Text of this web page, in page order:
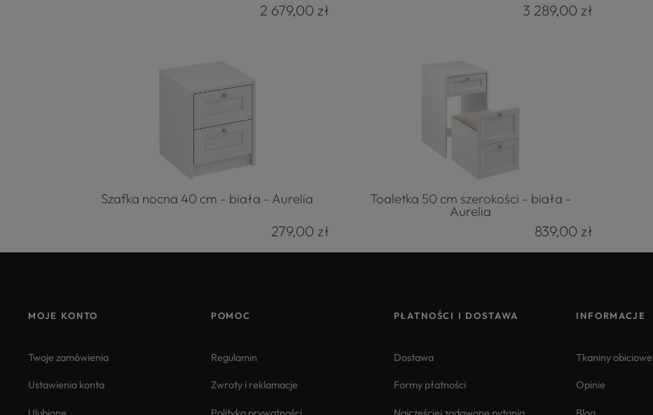
2 679,00 zł 3 289,00 zł
Szafka nocna 40 cm - biała - Aurelia
279,00 zł
Toaletka 50 cm szerokości - biała -
Aurelia
839,00 zł
MOJE KONTO
Twoje zamówienia
Ustawienia konta
Ulubione
POMOC
Regulamin
Zwroty i reklamacje
Polityka prywatności
PŁATNOŚCI I DOSTAWA
Dostawa
Formy płatności
Najczęściej zadawane pytania
INFORMACJE
Tkaniny obiciowe
Opinie
Blog